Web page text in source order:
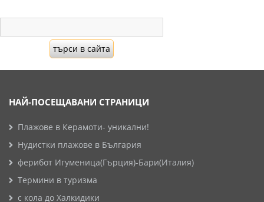
НАЙ-ПОСЕЩАВАНИ СТРАНИЦИ
Плажове в Керамоти- уникални!
Нудистки плажове в България
ферибот Игуменица(Гърция)-Бари(Италия)
Термини в туризма
с кола до Халкидики